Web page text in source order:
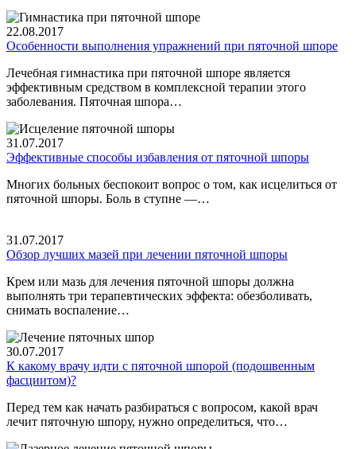
22.08.2017
Особенности выполнения упражнений при пяточной шпоре
Лечебная гимнастика при пяточной шпоре является
эффективным средством в комплексной терапии этого
заболевания. Пяточная шпора…
31.07.2017
Эффективные способы избавления от пяточной шпоры
Многих больных беспокоит вопрос о том, как исцелиться от
пяточной шпоры. Боль в ступне —…
31.07.2017
Обзор лучших мазей при лечении пяточной шпоры
Крем или мазь для лечения пяточной шпоры должна
выполнять три терапевтических эффекта: обезболивать,
снимать воспаление…
30.07.2017
К какому врачу идти с пяточной шпорой (подошвенным
фасциитом)?
Перед тем как начать разбираться с вопросом, какой врач
лечит пяточную шпору, нужно определиться, что…